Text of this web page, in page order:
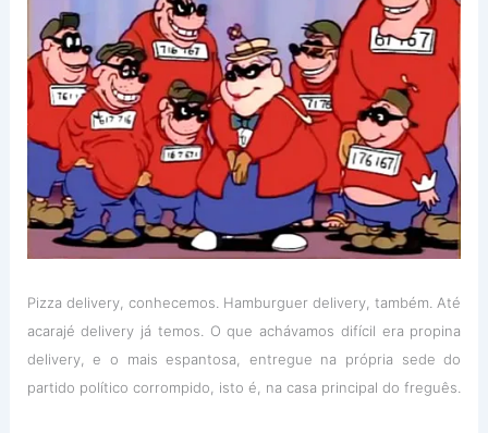
Pizza delivery, conhecemos. Hamburguer delivery, também. Até
acarajé delivery já temos. O que achávamos difícil era propina
delivery, e o mais espantosa, entregue na própria sede do
partido político corrompido, isto é, na casa principal do freguês.